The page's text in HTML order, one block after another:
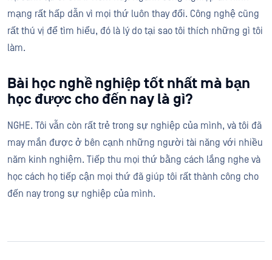
mạng rất hấp dẫn vì mọi thứ luôn thay đổi. Công nghệ cũng
rất thú vị để tìm hiểu, đó là lý do tại sao tôi thích những gì tôi
làm.
Bài học nghề nghiệp tốt nhất mà bạn
học được cho đến nay là gì?
NGHE. Tôi vẫn còn rất trẻ trong sự nghiệp của mình, và tôi đã
may mắn được ở bên cạnh những người tài năng với nhiều
năm kinh nghiệm. Tiếp thu mọi thứ bằng cách lắng nghe và
học cách họ tiếp cận mọi thứ đã giúp tôi rất thành công cho
đến nay trong sự nghiệp của mình.